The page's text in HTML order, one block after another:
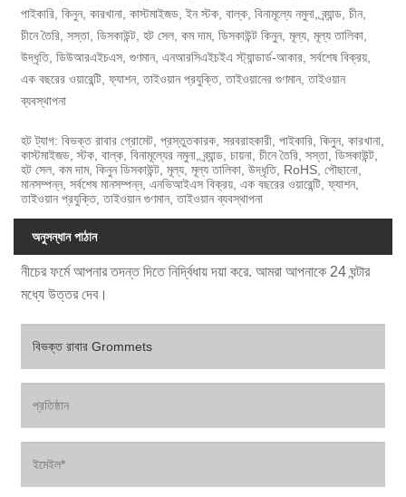
পাইকারি, কিনুন, কারখানা, কাস্টমাইজড, ইন স্টক, বাল্ক, বিনামূল্যে নমুনা, ব্র্যান্ড, চীন,
চীনে তৈরি, সস্তা, ডিসকাউন্ট, হট সেল, কম দাম, ডিসকাউন্ট কিনুন, মূল্য, মূল্য তালিকা,
উদ্ধৃতি, ডিউআরএইচএস, গুণমান, এনআরসিএইচইএ স্ট্যান্ডার্ড-আকার, সর্বশেষ বিক্রয়,
এক বছরের ওয়ারেন্টি, ফ্যাশন, তাইওয়ান প্রযুক্তি, তাইওয়ানের গুণমান, তাইওয়ান
ব্যবস্থাপনা
হট ট্যাগ: বিভক্ত রাবার গ্রোমেট, প্রস্তুতকারক, সরবরাহকারী, পাইকারি, কিনুন, কারখানা,
কাস্টমাইজড, স্টক, বাল্ক, বিনামূল্যের নমুনা, ব্র্যান্ড, চায়না, চীনে তৈরি, সস্তা, ডিসকাউন্ট,
হট সেল, কম দাম, কিনুন ডিসকাউন্ট, মূল্য, মূল্য তালিকা, উদ্ধৃতি, RoHS, পৌছানো,
মানসম্পন্ন, সর্বশেষ মানসম্পন্ন, এনভিআইএস বিক্রয়, এক বছরের ওয়ারেন্টি, ফ্যাশন,
তাইওয়ান প্রযুক্তি, তাইওয়ান গুণমান, তাইওয়ান ব্যবস্থাপনা
অনুসন্ধান পাঠান
নীচের ফর্মে আপনার তদন্ত দিতে নির্দ্বিধায় দয়া করে. আমরা আপনাকে 24 ঘন্টার
মধ্যে উত্তর দেব।